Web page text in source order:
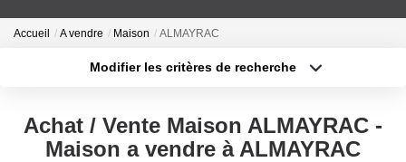
ESTIMATION
NOTRE AGENCE
Accueil A vendre Maison ALMAYRAC
Modifier les critères de recherche
Surface min Budget max
Achat / Vente Maison ALMAYRAC -
Maison a vendre à ALMAYRAC